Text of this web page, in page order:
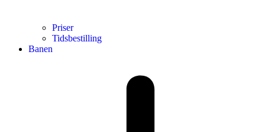
Priser
Tidsbestilling
Banen